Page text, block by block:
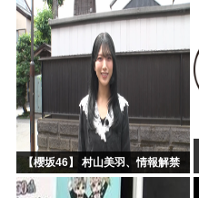
【櫻坂46】 村山美羽、情報解禁